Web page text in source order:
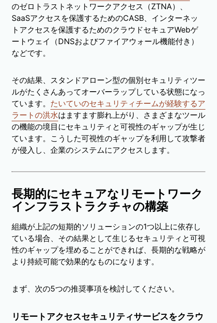
のゼロトラストネットワークアクセス（ZTNA）、
SaaSアクセスを保護するためのCASB、インターネッ
トアクセスを保護するためのクラウドセキュアWebゲ
ートウェイ（DNSおよびファイアウォール機能付き）
などです。
その結果、スタンドアローン型の個別セキュリティツー
ルがたくさんあってオーバーラップしている状態になっ
ています。 たいていのセキュリティチームが経験するア
ラートの洪水はますます膨れ上がり、さまざまなツール
の機能の境目にセキュリティと可視性のギャップが生じ
ています。こうした可視性のギャップを利用して攻撃者
が侵入し、企業のシステムにアクセスします。
長期的にセキュアなリモートワーク
インフラストラクチャの構築
組織が上記の短期的ソリューションの1つ以上に依存し
ている場合、その結果として生じるセキュリティと可視
性のギャップを埋めることができれば、長期的な戦略が
より持続可能で効果的なものになります。
まず、次の5つの推奨事項を検討してください。
リモートアクセスセキュリティサービスをクラウ